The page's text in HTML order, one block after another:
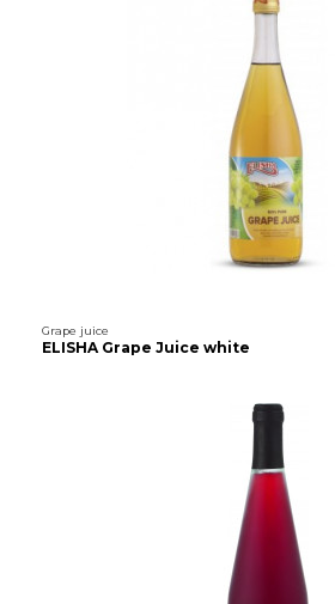
Grape juice
ELISHA Grape Juice white